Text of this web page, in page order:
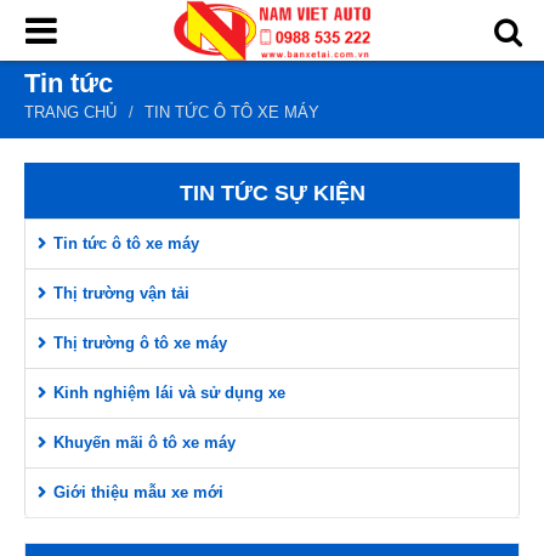
Trang chủ
Sản phẩm
Trọng tải
Nhãn hiệu
Tin tức
Giới thiệu
Dịch vụ
Liên hệ
Tin tức
TRANG CHỦ TIN TỨC Ô TÔ XE MÁY
TIN TỨC SỰ KIỆN
Tin tức ô tô xe máy
Thị trường vận tải
Thị trường ô tô xe máy
Kinh nghiệm lái và sử dụng xe
Khuyến mãi ô tô xe máy
Giới thiệu mẫu xe mới